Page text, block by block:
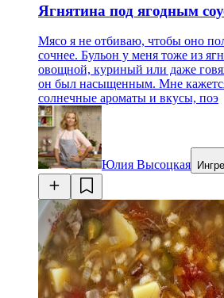
Ягнятина под ягодным
Мясо я не отбиваю, чтобы оно
сочнее. Бульон у меня тоже из
овощной, куриный или даже
он был насыщенным. Мне
солнечные ароматы и вкусы, поэ
Юлия Высоцкая